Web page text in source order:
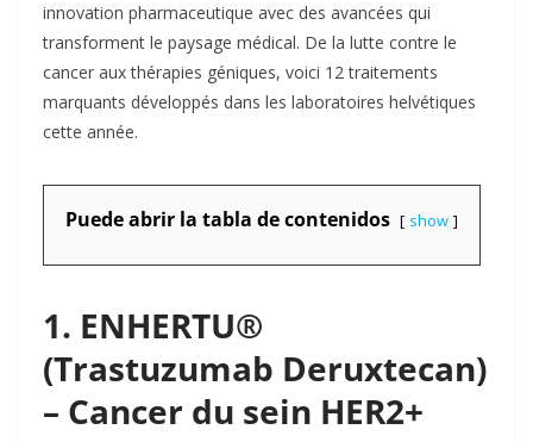
innovation pharmaceutique avec des avancées qui
transforment le paysage médical. De la lutte contre le
cancer aux thérapies géniques, voici 12 traitements
marquants développés dans les laboratoires helvétiques
cette année.
Puede abrir la tabla de contenidos show
1. ENHERTU®
(Trastuzumab Deruxtecan)
– Cancer du sein HER2+